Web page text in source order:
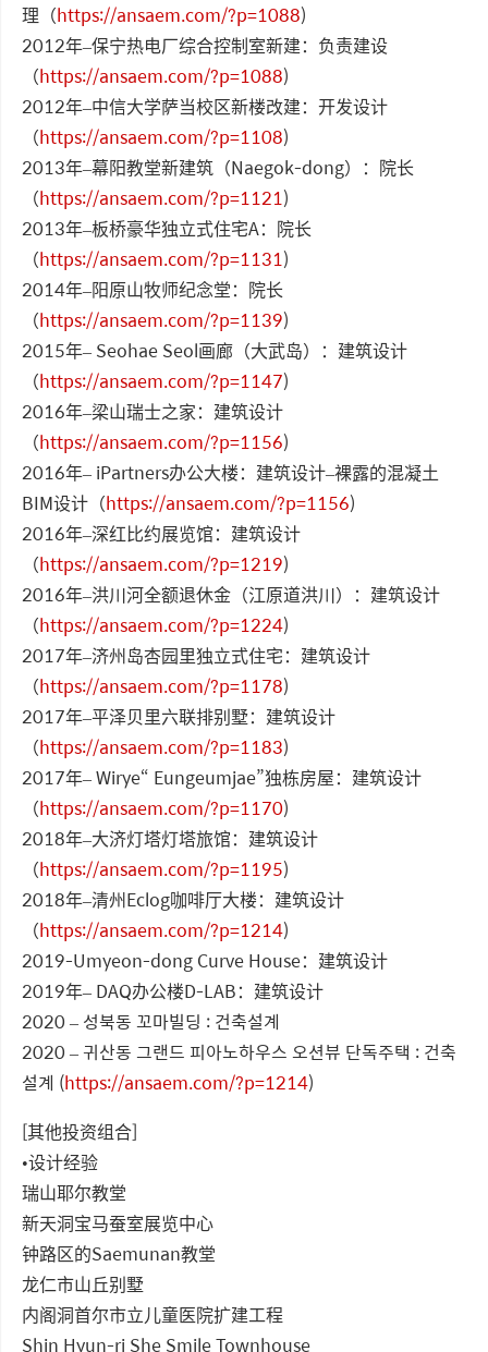
理（https://ansaem.com/?p=1088)
2012年–保宁热电厂综合控制室新建：负责建设
（https://ansaem.com/?p=1088)
2012年–中信大学萨当校区新楼改建：开发设计
（https://ansaem.com/?p=1108)
2013年–幕阳教堂新建筑（Naegok-dong）：院长
（https://ansaem.com/?p=1121)
2013年–板桥豪华独立式住宅A：院长
（https://ansaem.com/?p=1131)
2014年–阳原山牧师纪念堂：院长
（https://ansaem.com/?p=1139)
2015年– Seohae Seol画廊（大武岛）：建筑设计
（https://ansaem.com/?p=1147)
2016年–梁山瑞士之家：建筑设计
（https://ansaem.com/?p=1156)
2016年– iPartners办公大楼：建筑设计–裸露的混凝土
BIM设计（https://ansaem.com/?p=1156)
2016年–深红比约展览馆：建筑设计
（https://ansaem.com/?p=1219)
2016年–洪川河全额退休金（江原道洪川）：建筑设计
（https://ansaem.com/?p=1224)
2017年–济州岛杏园里独立式住宅：建筑设计
（https://ansaem.com/?p=1178)
2017年–平泽贝里六联排别墅：建筑设计
（https://ansaem.com/?p=1183)
2017年– Wirye“ Eungeumjae”独栋房屋：建筑设计
（https://ansaem.com/?p=1170)
2018年–大济灯塔灯塔旅馆：建筑设计
（https://ansaem.com/?p=1195)
2018年–清州Eclog咖啡厅大楼：建筑设计
（https://ansaem.com/?p=1214)
2019-Umyeon-dong Curve House：建筑设计
2019年– DAQ办公楼D-LAB：建筑设计
2020 – 성북동 꼬마빌딩 : 건축설계
2020 – 귀산동 그랜드 피아노하우스 오션뷰 단독주택 : 건축
설계 (https://ansaem.com/?p=1214)
[其他投资组合]
•设计经验
瑞山耶尔教堂
新天洞宝马蚕室展览中心
钟路区的Saemunan教堂
龙仁市山丘别墅
内阁洞首尔市立儿童医院扩建工程
Shin Hyun-ri She Smile Townhouse